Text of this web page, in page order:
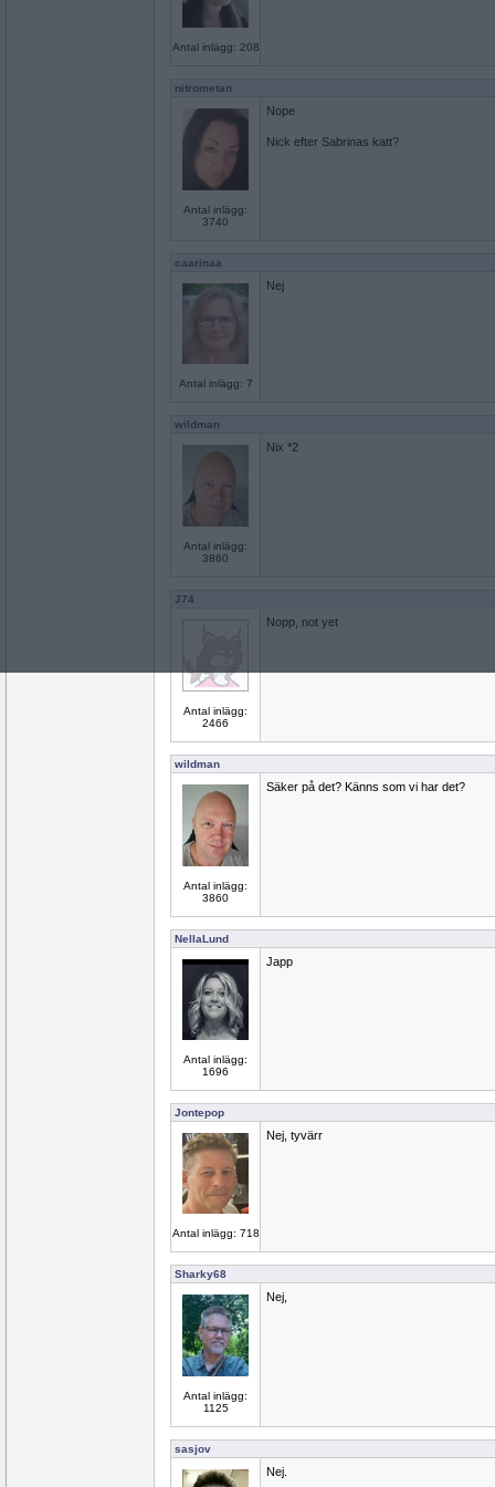
Antal inlägg: 208
nitrometan
Antal inlägg:
3740
Nope
Nick efter Sabrinas katt?
caarinaa
Antal inlägg: 7
Nej
wildman
Antal inlägg:
3860
Nix *2
J74
Antal inlägg:
2466
Nopp, not yet
wildman
Antal inlägg:
3860
Säker på det? Känns som vi har det?
NellaLund
Antal inlägg:
1696
Japp
Jontepop
Antal inlägg: 718
Nej, tyvärr
Sharky68
Antal inlägg:
1125
Nej,
sasjov
Nej.